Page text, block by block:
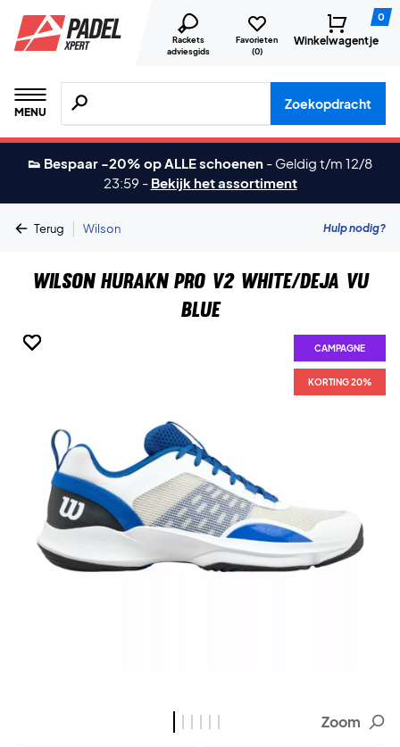
Rackets
adviesgids
Favorieten
(0)
0
Winkelwagentje
MENU
Zoeken naar producten, merken etc.
Zoekopdracht
👟 Bespaar -20% op ALLE schoenen - Geldig t/m 12/8
23:59 - Bekijk het assortiment
Terug | Wilson Hulp nodig?
Wilson Hurakn Pro V2 White/Deja Vu
Blue
CAMPAGNE
KORTING 20%
CAMPAGNE
KORTING 20%
CAMPAGNE
KORTING 20%
CAMPAGNE
KORTING 20%
CAMPAGNE
KORTING 20%
CAMPAGNE
KORTING 20%
Zoom